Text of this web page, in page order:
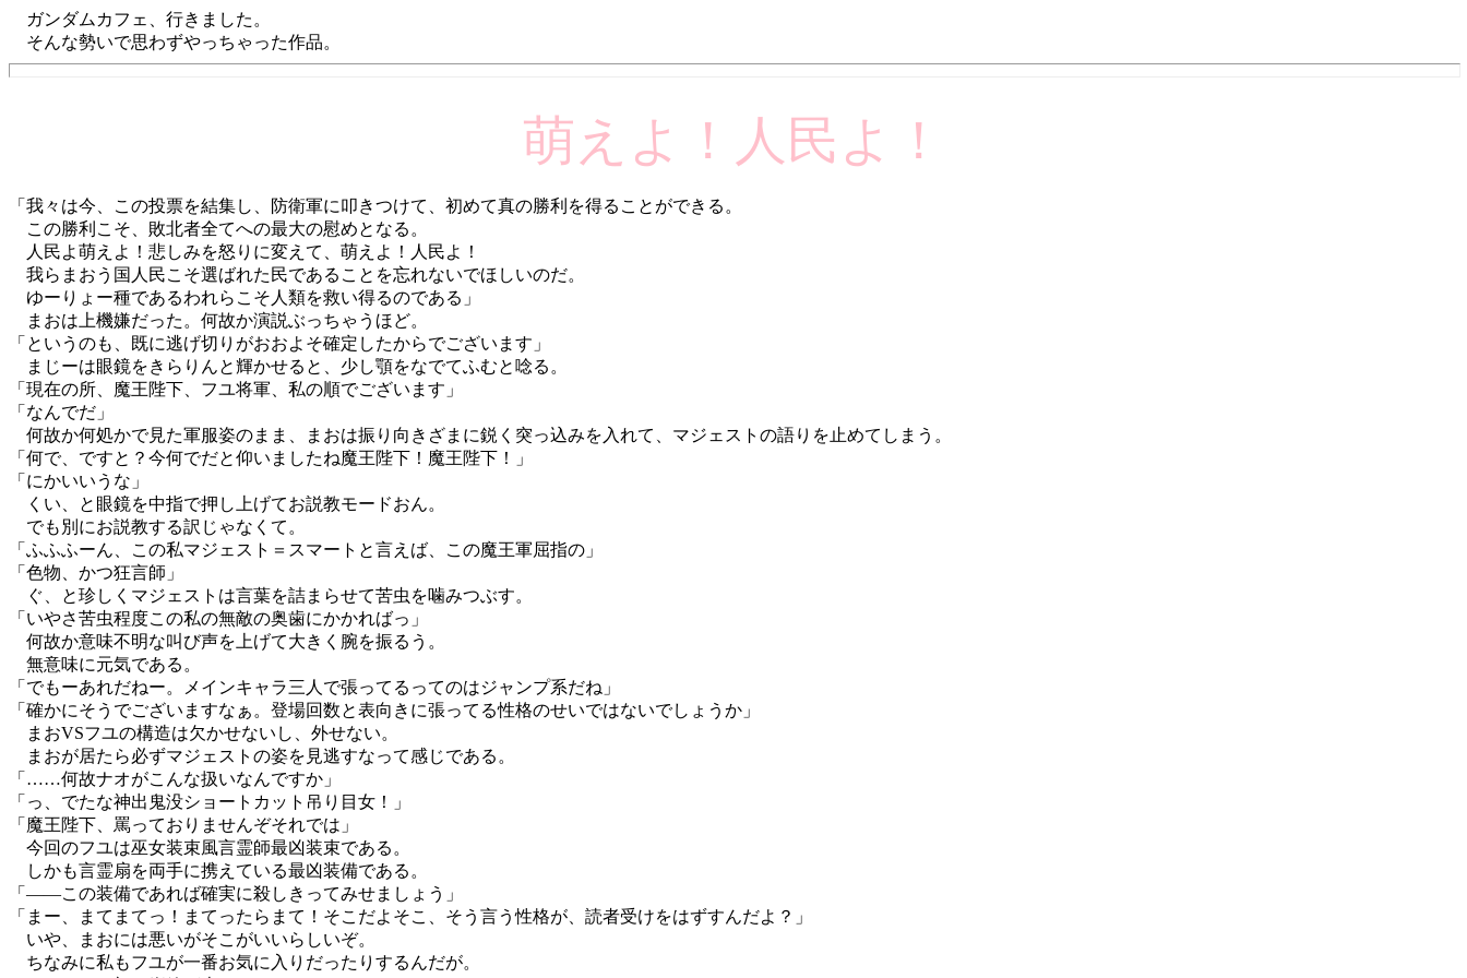
ガンダムカフェ、行きました。
そんな勢いで思わずやっちゃった作品。
萌えよ！人民よ！
「我々は今、この投票を結集し、防衛軍に叩きつけて、初めて真の勝利を得ることができる。
この勝利こそ、敗北者全てへの最大の慰めとなる。
人民よ萌えよ！悲しみを怒りに変えて、萌えよ！人民よ！
我らまおう国人民こそ選ばれた民であることを忘れないでほしいのだ。
ゆーりょー種であるわれらこそ人類を救い得るのである」
まおは上機嫌だった。何故か演説ぶっちゃうほど。
「というのも、既に逃げ切りがおおよそ確定したからでございます」
まじーは眼鏡をきらりんと輝かせると、少し顎をなでてふむと唸る。
「現在の所、魔王陛下、フユ将軍、私の順でございます」
「なんでだ」
何故か何処かで見た軍服姿のまま、まおは振り向きざまに鋭く突っ込みを入れて、マジェストの語りを止めてしまう。
「何で、ですと？今何でだと仰いましたね魔王陛下！魔王陛下！」
「にかいいうな」
くい、と眼鏡を中指で押し上げてお説教モードおん。
でも別にお説教する訳じゃなくて。
「ふふふーん、この私マジェスト＝スマートと言えば、この魔王軍屈指の」
「色物、かつ狂言師」
ぐ、と珍しくマジェストは言葉を詰まらせて苦虫を噛みつぶす。
「いやさ苦虫程度この私の無敵の奥歯にかかればっ」
何故か意味不明な叫び声を上げて大きく腕を振るう。
無意味に元気である。
「でもーあれだねー。メインキャラ三人で張ってるってのはジャンプ系だね」
「確かにそうでございますなぁ。登場回数と表向きに張ってる性格のせいではないでしょうか」
まおVSフユの構造は欠かせないし、外せない。
まおが居たら必ずマジェストの姿を見逃すなって感じである。
「……何故ナオがこんな扱いなんですか」
「っ、でたな神出鬼没ショートカット吊り目女！」
「魔王陛下、罵っておりませんぞそれでは」
今回のフユは巫女装束風言霊師最凶装束である。
しかも言霊扇を両手に携えている最凶装備である。
「――この装備であれば確実に殺しきってみせましょう」
「まー、まてまてっ！まてったらまて！そこだよそこ、そう言う性格が、読者受けをはずすんだよ？」
いや、まおには悪いがそこがいいらしいぞ。
ちなみに私もフユが一番お気に入りだったりするんだが。